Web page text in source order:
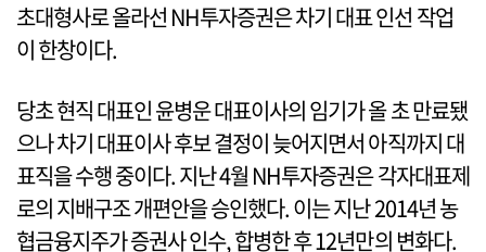
초대형사로 올라선 NH투자증권은 차기 대표 인선 작업
이 한창이다.
당초 현직 대표인 윤병운 대표이사의 임기가 올 초 만료됐
으나 차기 대표이사 후보 결정이 늦어지면서 아직까지 대
표직을 수행 중이다. 지난 4월 NH투자증권은 각자대표제
로의 지배구조 개편안을 승인했다. 이는 지난 2014년 농
협금융지주가 증권사 인수, 합병한 후 12년만의 변화다.